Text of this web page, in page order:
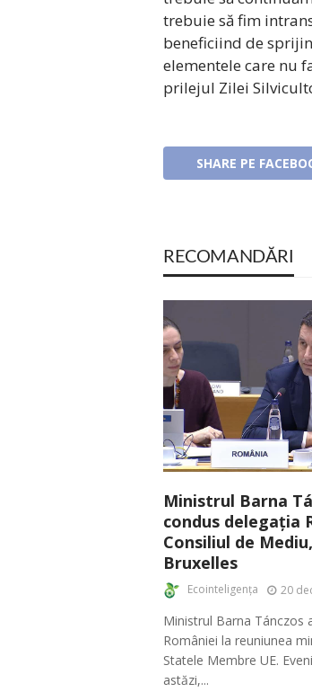
trebuie să fim
beneficiind de
elementele care nu
prilejul Zilei
SHARE PE
RECOMANDĂRI
Ministrul Barna
condus delegația
Consiliul de
Bruxelles
Ecointeligența 20
Ministrul Barna Tánczos
României la reuniunea
Statele Membre UE.
astăzi,...